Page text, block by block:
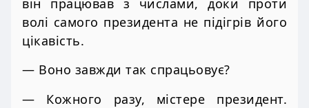
він працював з числами, доки проти
волі самого президента не підігрів його
цікавість.
— Воно завжди так спрацьовує?
— Кожного разу, містере президент.